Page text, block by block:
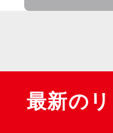
最新の